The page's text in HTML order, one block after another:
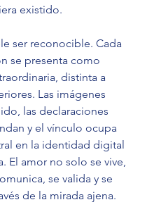
existido.
ser reconocible. Cada
se presenta como
distinta a
Las imágenes
las declaraciones
y el vínculo ocupa
en la identidad digital
El amor no solo se vive,
se valida y se
de la mirada ajena.